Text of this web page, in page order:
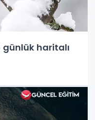
günlük haritalı